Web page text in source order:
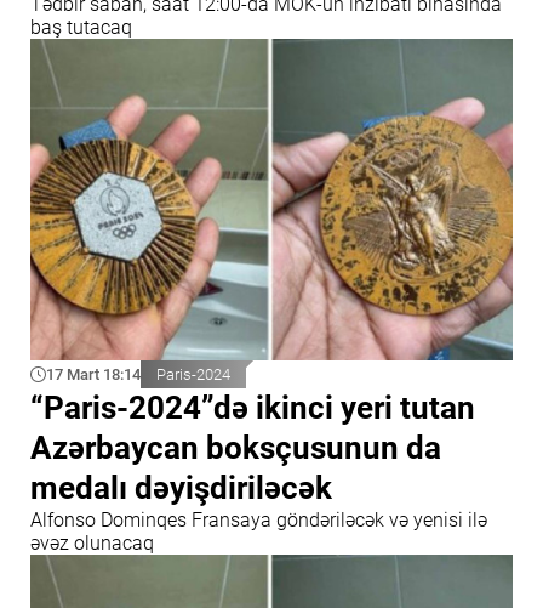
baş tutacaq
17 Mart 18:14 Paris-2024
“Paris-2024”də ikinci yeri tutan
Azərbaycan boksçusunun da
medalı dəyişdiriləcək
Alfonso Dominqes Fransaya göndəriləcək və yenisi ilə
əvəz olunacaq